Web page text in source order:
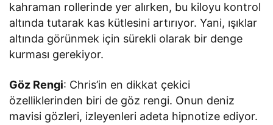
kahraman rollerinde yer alırken, bu kiloyu kontrol
altında tutarak kas kütlesini artırıyor. Yani, ışıklar
altında görünmek için sürekli olarak bir denge
kurması gerekiyor.
Göz Rengi: Chris’in en dikkat çekici
özelliklerinden biri de göz rengi. Onun deniz
mavisi gözleri, izleyenleri adeta hipnotize ediyor.